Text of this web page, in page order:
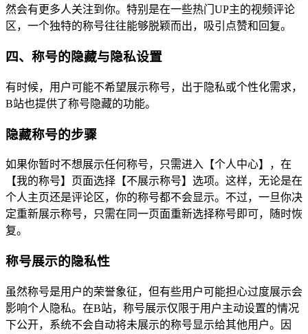
然会有更多人关注到你。特别是在一些热门UP主的视频评论
区，一个独特的称号往往能够脱颖而出，吸引点赞和回复。
四、称号的隐藏与隐私设置
有时候，用户可能不希望展示称号，出于隐私或个性化需求，
B站也提供了称号隐藏的功能。
隐藏称号的步骤
如果你暂时不想展示任何称号，只需进入【个人中心】，在
【我的称号】页面选择【不展示称号】选项。这样，无论是在
个人主页还是评论区，你的称号都不会显示。不过，一旦你决
定重新展示称号，只需在同一页面重新选择称号即可，随时恢
复。
称号展示的隐私性
虽然称号是用户的荣誉象征，但有些用户可能担心过度展示会
影响个人隐私。在B站，称号展示仅限于用户主动设置的情况
下公开，系统不会自动将未展示的称号显示给其他用户。因